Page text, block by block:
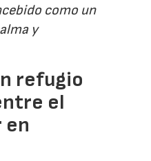
como un
y
refugio
el
en